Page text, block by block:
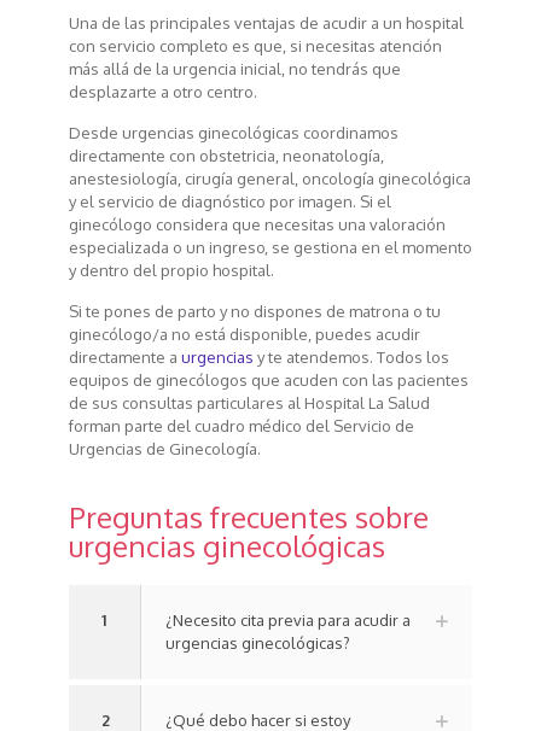
Una de las principales ventajas de acudir a un hospital
con servicio completo es que, si necesitas atención
más allá de la urgencia inicial, no tendrás que
desplazarte a otro centro.
Desde urgencias ginecológicas coordinamos
directamente con obstetricia, neonatología,
anestesiología, cirugía general, oncología ginecológica
y el servicio de diagnóstico por imagen. Si el
ginecólogo considera que necesitas una valoración
especializada o un ingreso, se gestiona en el momento
y dentro del propio hospital.
Si te pones de parto y no dispones de matrona o tu
ginecólogo/a no está disponible, puedes acudir
directamente a urgencias y te atendemos. Todos los
equipos de ginecólogos que acuden con las pacientes
de sus consultas particulares al Hospital La Salud
forman parte del cuadro médico del Servicio de
Urgencias de Ginecología.
Preguntas frecuentes sobre
urgencias ginecológicas
1
¿Necesito cita previa para acudir a
urgencias ginecológicas?
2
¿Qué debo hacer si estoy